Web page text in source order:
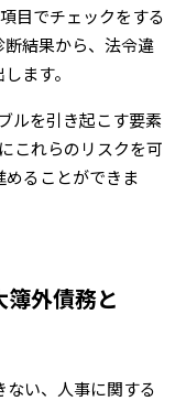
目でチェックをする
結果から、法令違
ます。
ルを引き起こす要素
これらのリスクを可
ることができま
外債務と
い、人事に関する